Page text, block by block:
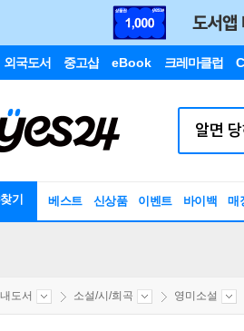
외국도서 중고샵 eBook 크레마클럽
기 베스트 신상품 이벤트 바이백 매
도서 소설/시/희곡 영미소설